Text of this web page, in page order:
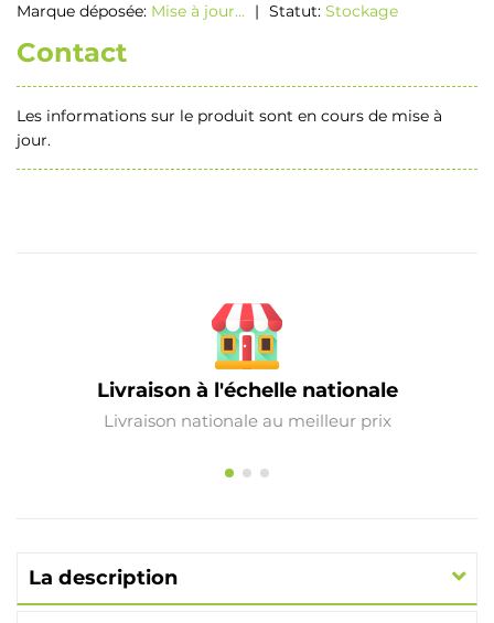
Marque déposée: Mise à jour... | Statut: Stockage
Contact
Les informations sur le produit sont en cours de mise à
jour.
Livraison à l'échelle nationale
Livraison nationale au meilleur prix
La description